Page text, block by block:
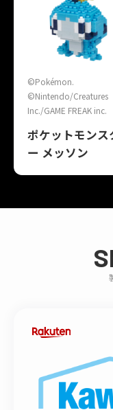
©Pokémon.
©Nintendo/Creatures
Inc./GAME FREAK inc.
ポケットモンス
ー メッソン